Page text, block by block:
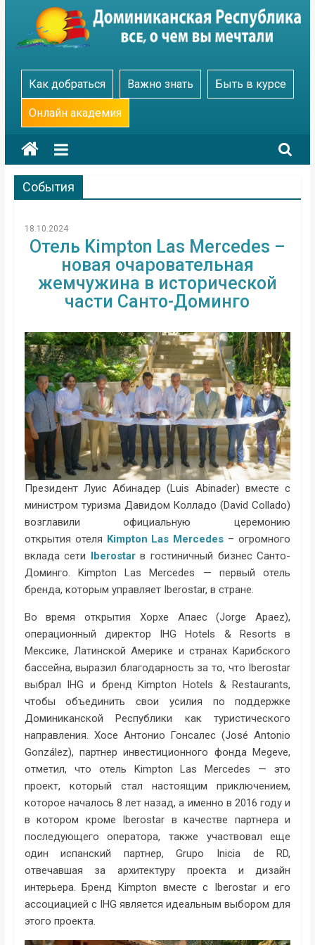
content
Go
Dominicana
Как добраться Важно знать Быть в курсе
Онлайн академия
События
18.10.2024
Отель Kimpton Las Mercedes –
новая очаровательная
жемчужина в исторической
части Санто-Доминго
Президент Луис Абинадер (Luis Abinader) вместе с
министром туризма Давидом Колладо (David Collado)
возглавили официальную церемонию
открытия отеля Kimpton Las Mercedes – огромного
вклада сети Iberostarв гостиничный бизнес Санто-
Доминго. Kimpton Las Mercedes — первый отель
бренда, которым управляет Iberostar, в стране.
Во время открытия Хорхе Апаес (Jorge Apaez),
операционный директор IHG Hotels & Resorts в
Мексике, Латинской Америке и странах Карибского
бассейна, выразил благодарность за то, что Iberostar
выбрал IHG и бренд Kimpton Hotels & Restaurants,
чтобы объединить свои усилия по поддержке
Доминиканской Республики как туристического
направления. Хосе Антонио Гонсалес (José Antonio
González), партнер инвестиционного фонда Megeve,
отметил, что отель Kimpton Las Mercedes — это
проект, который стал настоящим приключением,
которое началось 8 лет назад, а именно в 2016 году и
в котором кроме Iberostar в качестве партнера и
последующего оператора, также участвовал еще
один испанский партнер, Grupo Inicia de RD,
отвечавшая за архитектуру проекта и дизайн
интерьера. Бренд Kimpton вместе с Iberostar и его
ассоциацией с IHG является идеальным выбором для
этого проекта.